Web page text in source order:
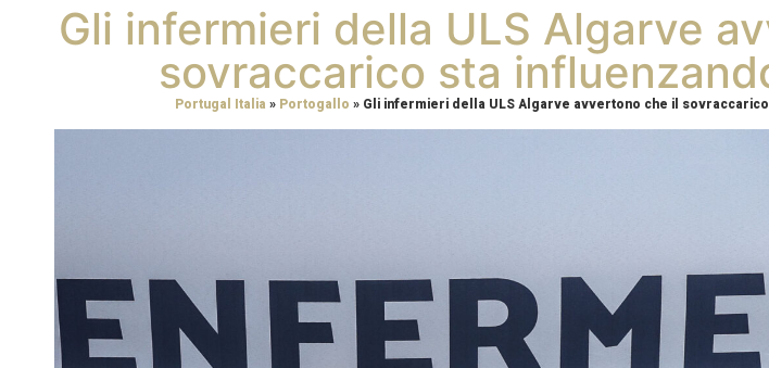
Gli infermieri della ULS Algarve
sovraccarico sta
Portugal Italia » Portogallo » Gli infermieri della ULS Algarve avvertono che il